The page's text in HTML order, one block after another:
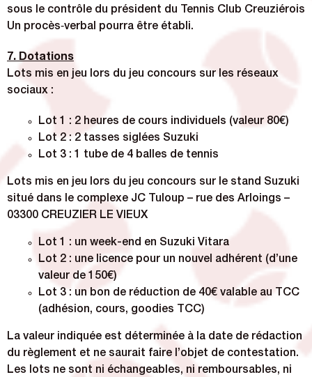
sous le contrôle du président du Tennis Club Creuziérois
Un procès‑verbal pourra être établi.
7. Dotations
Lots mis en jeu lors du jeu concours sur les réseaux
sociaux :
Lot 1 : 2 heures de cours individuels (valeur 80€)
Lot 2 : 2 tasses siglées Suzuki
Lot 3 : 1 tube de 4 balles de tennis
Lots mis en jeu lors du jeu concours sur le stand Suzuki
situé dans le complexe JC Tuloup – rue des Arloings –
03300 CREUZIER LE VIEUX
Lot 1 : un week-end en Suzuki Vitara
Lot 2 : une licence pour un nouvel adhérent (d’une
valeur de 150€)
Lot 3 : un bon de réduction de 40€ valable au TCC
(adhésion, cours, goodies TCC)
La valeur indiquée est déterminée à la date de rédaction
du règlement et ne saurait faire l’objet de contestation.
Les lots ne sont ni échangeables, ni remboursables, ni